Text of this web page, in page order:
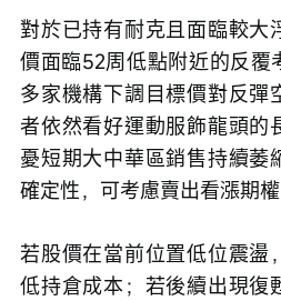
對於已持有耐克且面臨較大
價面臨52周低點附近的反覆
多家機構下調目標價對反彈
者依然看好運動服飾龍頭的
憂短期大中華區銷售持續萎
確定性，可考慮賣出看漲期權
若股價在當前位置低位震盪
低持倉成本；若後續出現復